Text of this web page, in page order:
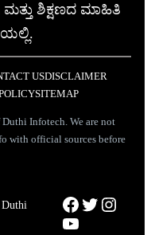
ಶಿಕ್ಷಣದ ಮಾಹಿತಿ
USDISCLAIMER
SITEMAP
Infotech. We are not
with official sources before
Facebook
Twitter
YouTube